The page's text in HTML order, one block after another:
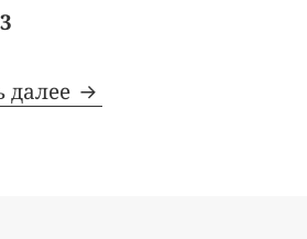
3
далее Девушка Лора